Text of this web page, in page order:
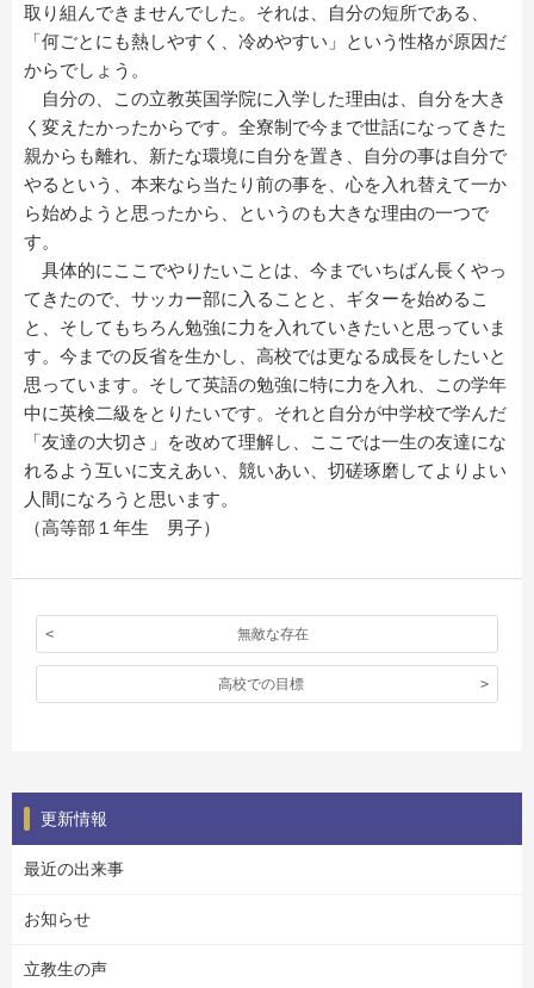
取り組んできませんでした。それは、自分の短所である、
「何ごとにも熱しやすく、冷めやすい」という性格が原因だ
からでしょう。
自分の、この立教英国学院に入学した理由は、自分を大き
く変えたかったからです。全寮制で今まで世話になってきた
親からも離れ、新たな環境に自分を置き、自分の事は自分で
やるという、本来なら当たり前の事を、心を入れ替えて一か
ら始めようと思ったから、というのも大きな理由の一つで
す。
具体的にここでやりたいことは、今までいちばん長くやっ
てきたので、サッカー部に入ることと、ギターを始めるこ
と、そしてもちろん勉強に力を入れていきたいと思っていま
す。今までの反省を生かし、高校では更なる成長をしたいと
思っています。そして英語の勉強に特に力を入れ、この学年
中に英検二級をとりたいです。それと自分が中学校で学んだ
「友達の大切さ」を改めて理解し、ここでは一生の友達にな
れるよう互いに支えあい、競いあい、切磋琢磨してよりよい
人間になろうと思います。
（高等部１年生 男子）
無敵な存在
高校での目標
更新情報
最近の出来事
お知らせ
立教生の声